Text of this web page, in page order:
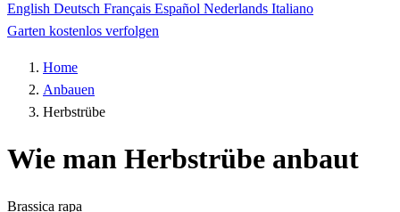
English Deutsch Français Español Nederlands Italiano
Garten kostenlos verfolgen
Home
Anbauen
Herbstrübe
Wie man Herbstrübe anbaut
Brassica rapa